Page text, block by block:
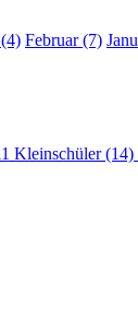
Februar (7)
Kleinschüler (14)